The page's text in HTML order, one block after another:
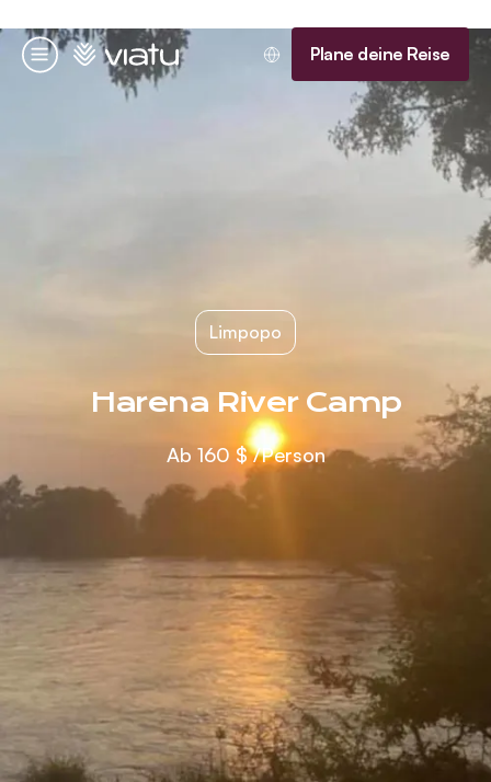
Menü
Startseite Plane deine Reise
Limpopo
Harena River Camp
Ab 160 $/Person